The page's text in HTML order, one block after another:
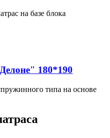
на базе блока
180*190
типа на основе